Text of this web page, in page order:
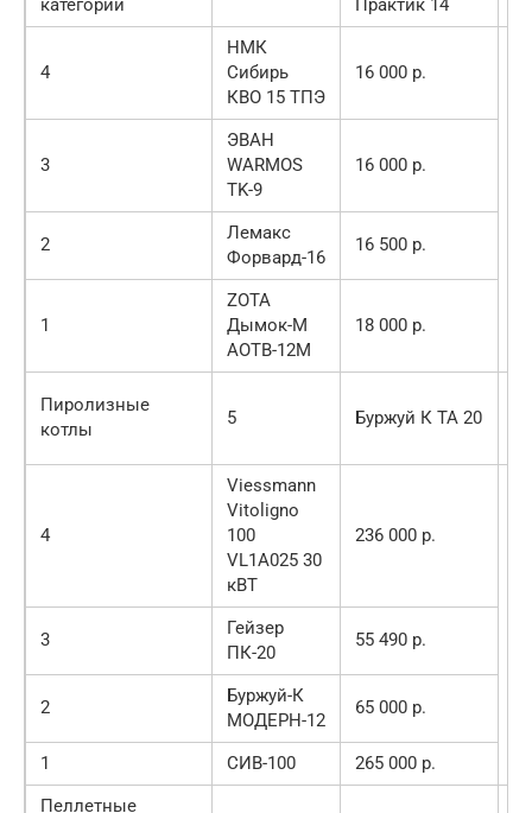
категории
Практик 14
4
НМК
Сибирь
КВО 15 ТПЭ
16 000 р.
3
ЭВАН
WARMOS
TK-9
16 000 р.
2
Лемакс
Форвард-16
16 500 р.
1
ZOTA
Дымок-М
АОТВ-12М
18 000 р.
Пиролизные
котлы
5 Буржуй К ТА 20
4
Viessmann
Vitoligno
100
VL1A025 30
кВТ
236 000 р.
3
Гейзер
ПК-20
55 490 р.
2
Буржуй-К
МОДЕРН-12
65 000 р.
1 СИВ-100
265 000 р.
Пеллетные